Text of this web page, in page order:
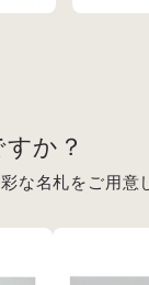
か？
な名札をご用意